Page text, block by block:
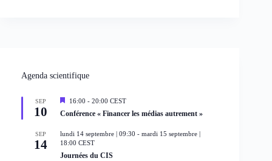
Agenda scientifique
SEP
10
M
s
n
a
v
16:00 - 20:00 CEST
Conférence « Financer les médias autrement »
SEP
14
lundi 14 septembre | 09:30 - mardi 15 septembre |
18:00 CEST
Journées du CIS